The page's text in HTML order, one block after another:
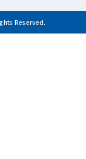
Reserved.